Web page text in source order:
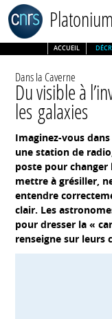
Platonium
ACCUEIL
Dans la Caverne
Du visible à
les galaxies
Imaginez-vous
une station de
poste pour changer
mettre à grésiller,
entendre
clair. Les
pour dresser la «
renseigne sur leurs